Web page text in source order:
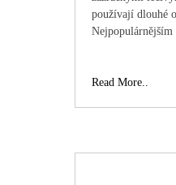
používají dlouhé
Read More..